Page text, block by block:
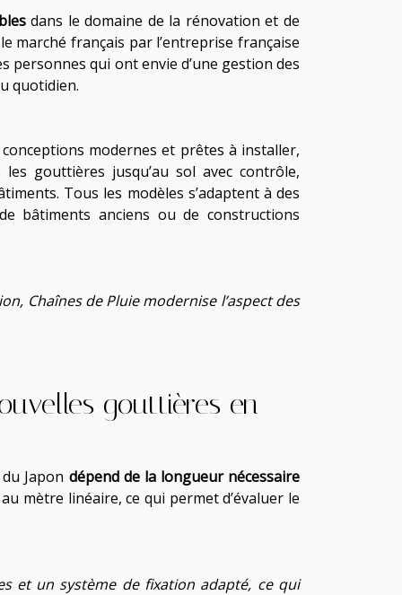
dans le domaine de la rénovation et de
marché français par l’entreprise française
personnes qui ont envie d’une gestion des
quotidien.
modernes et prêtes à installer,
gouttières jusqu’au sol avec contrôle,
Tous les modèles s’adaptent à des
bâtiments anciens ou de constructions
Chaînes de Pluie modernise l’aspect des
gouttières en
Japon dépend de la longueur nécessaire
mètre linéaire, ce qui permet d’évaluer le
et un système de fixation adapté, ce qui